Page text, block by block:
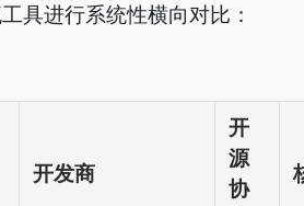
具进行系统性横向对比：
开发商
开
源
协